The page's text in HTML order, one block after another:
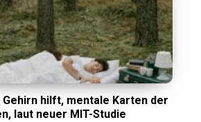
Gehirn hilft, mentale Karten der
laut neuer MIT-Studie